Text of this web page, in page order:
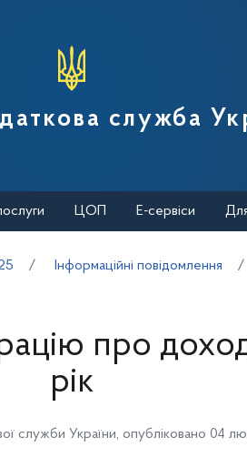
служби
служба
ЦОП Е-сервіси
Інформаційні повідомлення
про
рік
служби України, опубліковано 04